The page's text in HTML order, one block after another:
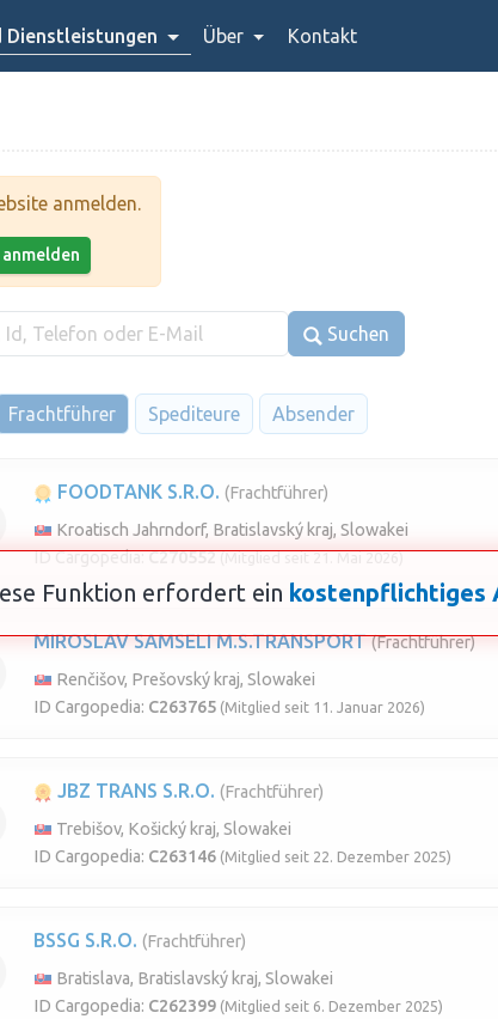
Dienstleistungen Über Kontakt
anmelden.
Suchen
Frachtführer Spediteure Absender
FOODTANK S.R.O. (Frachtführer)
Kroatisch Jahrndorf, Bratislavský kraj, Slowakei
ID Cargopedia:C270552 (Mitglied seit 21. Mai 2026)
MIROSLAV SAMSELI M.S.TRANSPORT (Frachtführer)
Renčišov, Prešovský kraj, Slowakei
ID Cargopedia: C263765 (Mitglied seit 11. Januar 2026)
JBZ TRANS S.R.O. (Frachtführer)
Trebišov, Košický kraj, Slowakei
ID Cargopedia: C263146 (Mitglied seit 22. Dezember 2025)
BSSG S.R.O. (Frachtführer)
Bratislava, Bratislavský kraj, Slowakei
ID Cargopedia: C262399 (Mitglied seit 6. Dezember 2025)
Funktion erfordert ein kostenpflichtiges